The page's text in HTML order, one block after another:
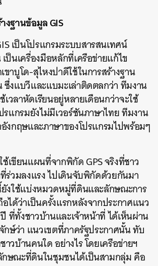
งฐานข้อมูล GIS
เป็นโปรแกรมระบบสารสนเทศน์
นเครื่องมือหลักที่เครือข่ายแก้ไข
าบูโด-สุไหงปาดีใช้ในการสร้างฐาน
งแบวีและแบมะเล่าติดตลกว่า ทีมงาน
เวลาหัดเรียนอยู่หลายเดือนกว่าจะใช้
แกรมยังไม่มีเวอร์ชันภาษาไทย ทีมงาน
งกฤษและภาษาของโปรแกรมไปพร้อมๆ
เขียนแผนที่จากพิกัด GPS จริงที่ชาว
ร่วมลงแรง ไปเดินจับพิกัดด้วยกันมา
งใช้แบ่งหมวดหมู่ที่ดินและลักษณะการ
ด้ว่าเป็นครั้งแรกหลังจากประกาศแนว
ที่ทั้งชาวบ้านและเจ้าหน้าที่ ได้เห็นผ่าน
กษ์ว่า แนวเขตที่ภาครัฐประกาศนั้น ทับ
วบ้านคนใด อย่างไร โดยเครือข่ายฯ
ษณะที่ดินในชุมชนได้เป็นสามกลุ่ม คือ